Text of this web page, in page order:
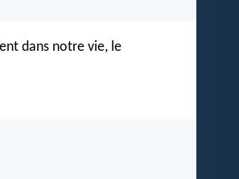
dans notre vie, le